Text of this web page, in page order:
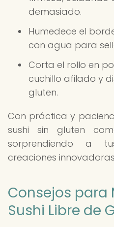
demasiado.
Humedece el
con agua para
Corta el rollo en
cuchillo afilado y
gluten.
Con práctica y
sushi sin gluten
sorprendiendo a
creaciones
Consejos para
Sushi Libre de